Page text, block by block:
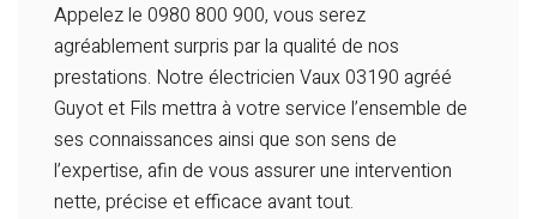
Appelez le 0980 800 900, vous serez
agréablement surpris par la qualité de nos
prestations. Notre électricien Vaux 03190 agréé
Guyot et Fils mettra à votre service l’ensemble de
ses connaissances ainsi que son sens de
l’expertise, afin de vous assurer une intervention
nette, précise et efficace avant tout.